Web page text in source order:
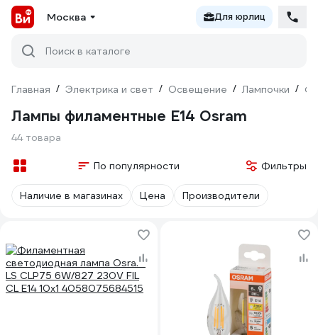
Москва Для юрлиц
Поиск в каталоге
Главная / Электрика и свет / Освещение / Лампочки /
Лампы филаментные E14 Osram
44 товара
По популярности Фильтры
Наличие в магазинах Цена Производители